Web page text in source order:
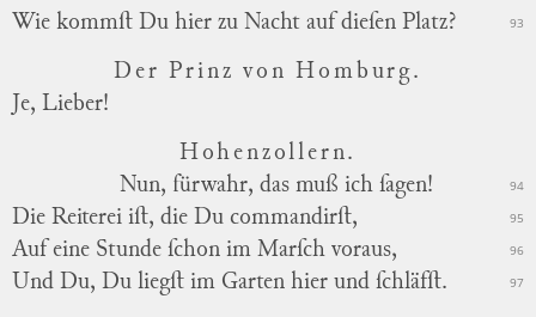
Wie kommſt Du hier zu Nacht auf dieſen Platz? 93
Der Prinz von Homburg.
Je, Lieber!
Hohenzollern.
Nun, fürwahr, das muß ich ſagen!
94
Die Reiterei iſt, die Du commandirſt, 95
Auf eine Stunde ſchon im Marſch voraus, 96
Und Du, Du liegſt im Garten hier und ſchläfſt. 97